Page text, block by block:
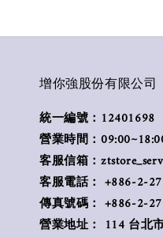
增你強股份有限公司
統一編號：12401698
營業時間：
客服信箱：
客服電話： +886-2-
傳真號碼： +886-2-
營業地址： 114 台北